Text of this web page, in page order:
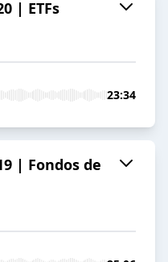
| ETFs
23:34
| Fondos de